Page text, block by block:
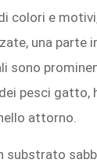
colori e
una parte
sono
pesci gatto,
attorno.
substrato